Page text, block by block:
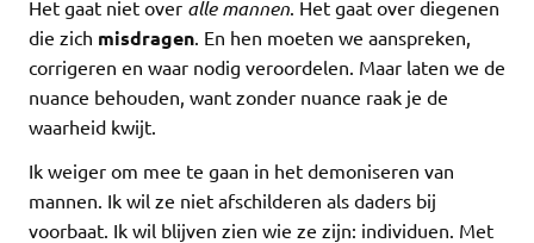
Het gaat niet over alle mannen . Het gaat over diegenen
die zich misdragen . En hen moeten we aanspreken,
corrigeren en waar nodig veroordelen. Maar laten we de
nuance behouden, want zonder nuance raak je de
waarheid kwijt.
Ik weiger om mee te gaan in het demoniseren van
mannen. Ik wil ze niet afschilderen als daders bij
voorbaat. Ik wil blijven zien wie ze zijn: individuen. Met